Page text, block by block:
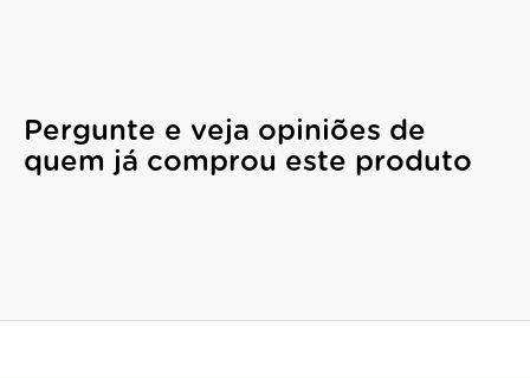
Pergunte e veja opiniões de
quem já comprou este produto